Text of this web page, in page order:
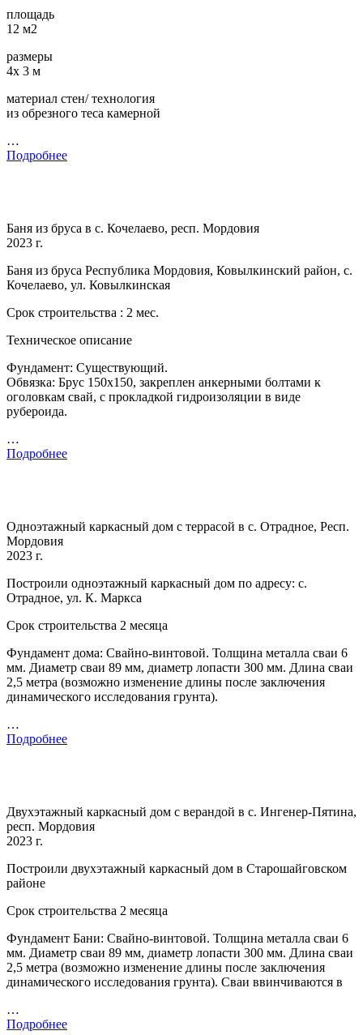
площадь
12 м2
размеры
4х 3 м
материал стен/ технология
из обрезного теса камерной
…
Подробнее
Баня из бруса в с. Кочелаево, респ. Мордовия
2023 г.
Баня из бруса Республика Мордовия, Ковылкинский район, с.
Кочелаево, ул. Ковылкинская
Срок строительства : 2 мес.
Техническое описание
Фундамент: Существующий.
Обвязка: Брус 150х150, закреплен анкерными болтами к
оголовкам свай, с прокладкой гидроизоляции в виде
рубероида.
…
Подробнее
Одноэтажный каркасный дом с террасой в с. Отрадное, Респ.
Мордовия
2023 г.
Построили одноэтажный каркасный дом по адресу: с.
Отрадное, ул. К. Маркса
Срок строительства 2 месяца
Фундамент дома: Свайно-винтовой. Толщина металла сваи 6
мм. Диаметр сваи 89 мм, диаметр лопасти 300 мм. Длина сваи
2,5 метра (возможно изменение длины после заключения
динамического исследования грунта).
…
Подробнее
Двухэтажный каркасный дом с верандой в с. Ингенер-Пятина,
респ. Мордовия
2023 г.
Построили двухэтажный каркасный дом в Старошайговском
районе
Срок строительства 2 месяца
Фундамент Бани: Свайно-винтовой. Толщина металла сваи 6
мм. Диаметр сваи 89 мм, диаметр лопасти 300 мм. Длина сваи
2,5 метра (возможно изменение длины после заключения
динамического исследования грунта). Сваи ввинчиваются в
…
Подробнее